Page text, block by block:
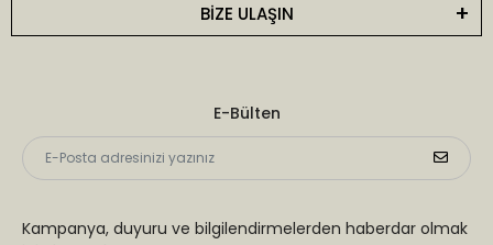
BİZE ULAŞIN
E-Bülten
Kampanya, duyuru ve bilgilendirmelerden haberdar olmak